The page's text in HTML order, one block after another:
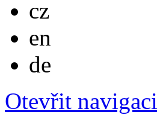
cz
en
de
Otevřit navigaci